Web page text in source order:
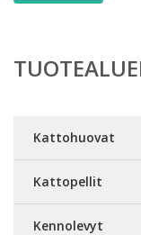
Kattohuovat
Kattopellit
Kennolevyt